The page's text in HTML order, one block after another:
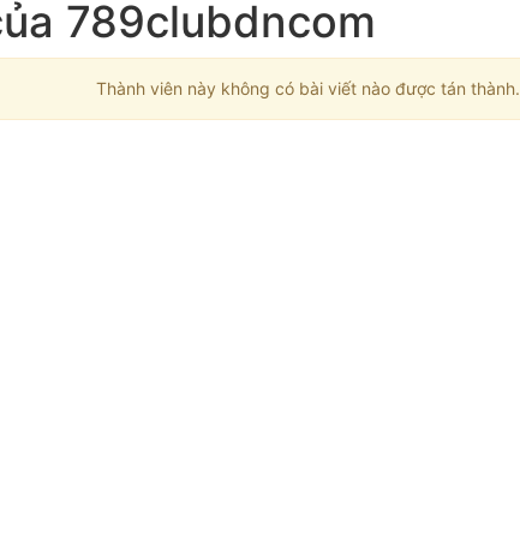
789clubdncom
Thành viên này không có bài viết nào được tán thành.